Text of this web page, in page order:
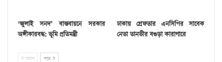
‘জুলাই সনদ’ বাস্তবায়নে সরকার
অঙ্গীকারবদ্ধ: ভূমি প্রতিমন্ত্রী
ঢাকায় গ্রেফতার এনসিপির সাবেক
নেতা তানভীর বগুড়া কারাগারে
আগে পরে